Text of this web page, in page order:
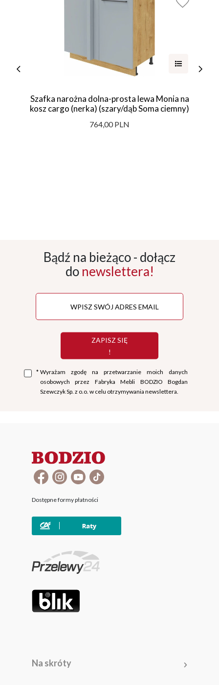
Szafka narożna dolna-prosta lewa Monia na
kosz cargo (nerka) (szary/dąb Soma ciemny)
764,00 PLN
Bądź na bieżąco - dołącz
do newslettera!
ZAPISZ SIĘ
!
* Wyrażam zgodę na przetwarzanie moich danych
osobowych przez Fabryka Mebli BODZIO Bogdan
Szewczyk Sp. z o.o. w celu otrzymywania newslettera.
Dostępne formy płatności
Na skróty